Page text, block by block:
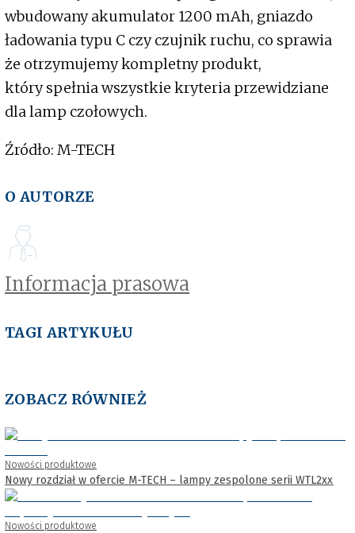
wbudowany akumulator 1200 mAh, gniazdo
ładowania typu C czy czujnik ruchu, co sprawia
że otrzymujemy kompletny produkt,
który spełnia wszystkie kryteria przewidziane
dla lamp czołowych.
Źródło: M-TECH
O AUTORZE
Informacja prasowa
TAGI ARTYKUŁU
ZOBACZ RÓWNIEŻ
Nowości produktowe
Nowy rozdział w ofercie M-TECH – lampy zespolone serii WTL2xx
Nowości produktowe